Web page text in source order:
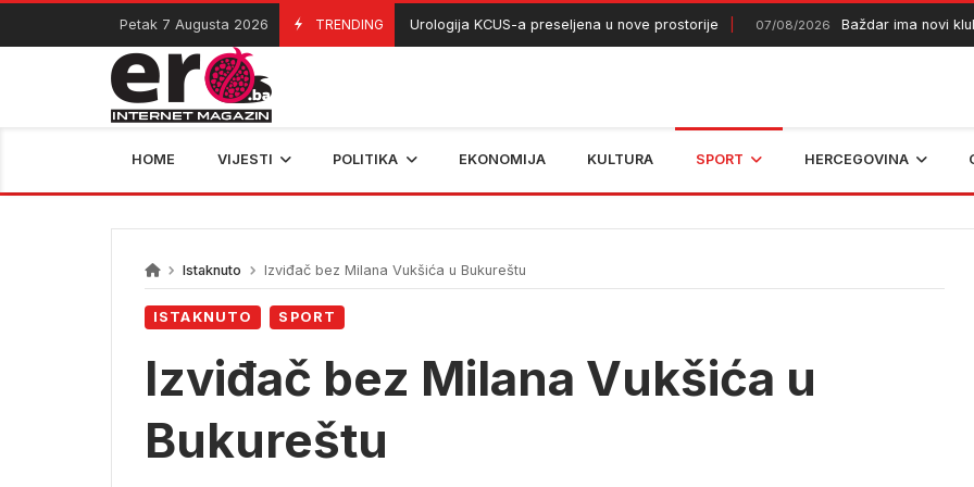
Skip
content
Petak 7 Augusta 2026 TRENDING
07/08/2026 Urologija KCUS-a preseljena u nove prostorije 07/08/2026 Baždar ima novi klub
HOME VIJESTI POLITIKA EKONOMIJA KULTURA SPORT HERCEGOVINA
Istaknuto Izviđač bez Milana Vukšića u Bukureštu
ISTAKNUTO SPORT
Izviđač bez Milana Vukšića u
Bukureštu